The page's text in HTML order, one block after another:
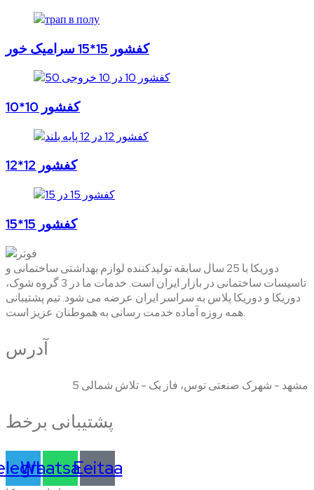
کفشور 15*15 سرامیک خور
کفشور 10*10
کفشور 12*12
کفشور 15*15
دوریکا با 25 سال سابقه تولیدکننده لوازم بهداشتی ساختمانی و
تاسیسات ساختمانی در بازار ایران است. خدمات ما در 3 گروه شوک،
دوریکا و دوریکا پلاس به سراسر ایران عرضه می شود. تیم پشتیبانی
همه روزه آماده خدمت رسانی به هموطنان عزیز است.
آدرس
مشهد - شهرک صنعتی توس، فاز یک - تلاش شمالی 5
پشتیبانی برخط
Whatsapp
Eeitaa